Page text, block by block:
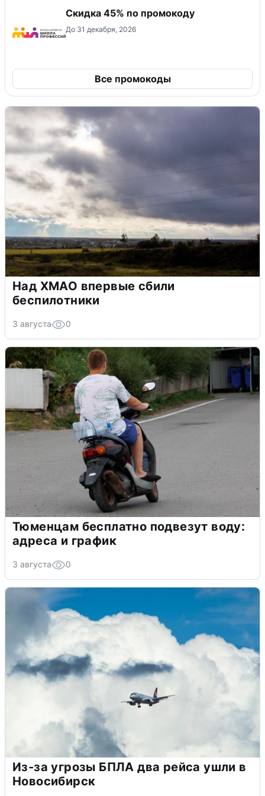
Скидка 45% по промокоду
До 31 декабря, 2026
Все промокоды
Над ХМАО впервые сбили
беспилотники
3 августа 0
Тюменцам бесплатно подвезут воду:
адреса и график
3 августа 0
Из-за угрозы БПЛА два рейса ушли в
Новосибирск